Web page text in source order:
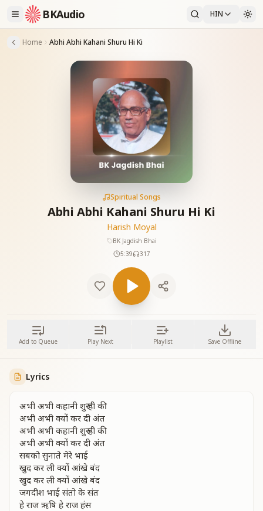
BKAudio HIN
Home Abhi Abhi Kahani Shuru Hi Ki
Spiritual Songs
Abhi Abhi Kahani Shuru Hi Ki
Harish Moyal
BK Jagdish Bhai
5:39
317
Add to Queue Play Next Playlist Save Offline
Lyrics
अभी अभी कहानी शुरू ही की
अभी अभी क्यों कर दी अंत
अभी अभी कहानी शुरू ही की
अभी अभी क्यों कर दी अंत
सबको सुनाते मेरे भाई
खुद कर ली क्यों आंखे बंद
खुद कर ली क्यों आंखे बंद
जगदीश भाई संतो के संत
हे राज ऋषि हे राज हंस